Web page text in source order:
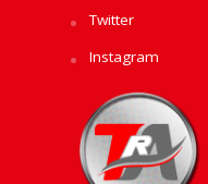
Twitter
Instagram